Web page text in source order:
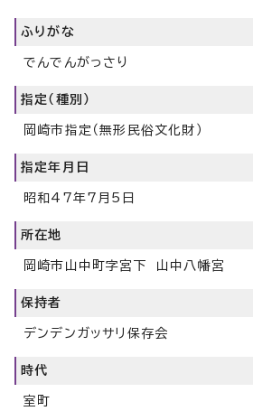
ふりがな
でんでんがっさり
指定（種別）
岡崎市指定（無形民俗文化財）
指定年月日
昭和47年7月5日
所在地
岡崎市山中町字宮下 山中八幡宮
保持者
デンデンガッサリ保存会
時代
室町